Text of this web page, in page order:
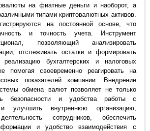
на фиатные деньги и наоборот, а
типами криптовалютных активов.
на постоянной основе, что
и точность учета. Инструмент
позволяющий анализировать
отслеживать остатки и формировать
реализацию бухгалтерских и налоговых
помогая своевременно реагировать на
показателей компании. Внедрение
обмена валют позволяет не только
безопасности и удобства работы с
улучшить внутреннюю организацию,
сотрудников, обеспечить
и удобство взаимодействия с